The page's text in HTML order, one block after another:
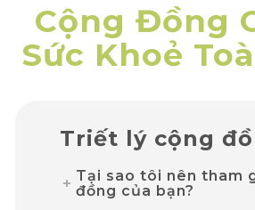
Cộng Đồng
Sức Khoẻ
Triết lý cộng
Tại sao tôi nên tham
đồng của bạn?